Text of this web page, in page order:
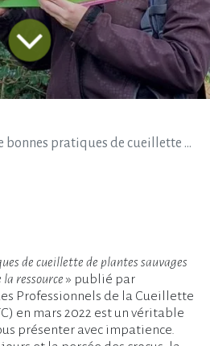
de plantes sauvages, pour une gestion durable de la ressource » de l’AFC
de cueillette de plantes sauvages
ressource » publié par
Professionnels de la Cueillette
en mars 2022 est un véritable
présenter avec impatience.